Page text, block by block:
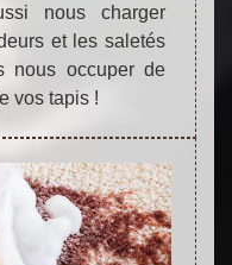
nous charger
et les saletés
nous occuper de
vos tapis !